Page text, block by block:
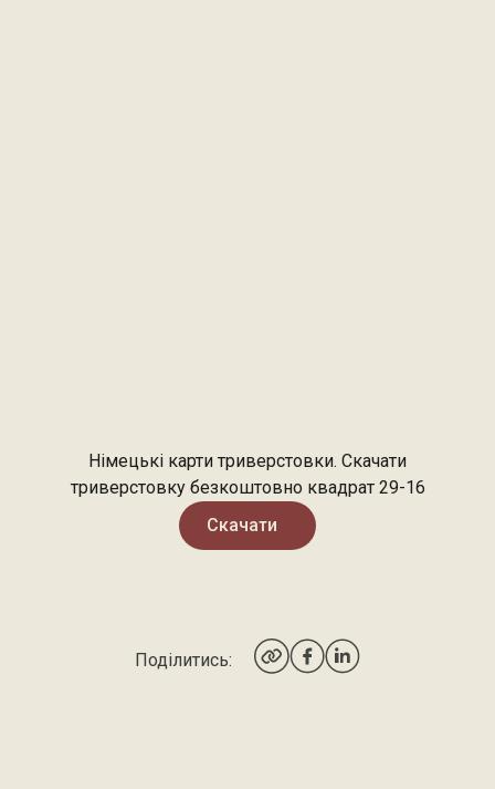
Німецькі карти триверстовки. Скачати
триверстовку безкоштовно квадрат 29-16
Скачати
Поділитись: